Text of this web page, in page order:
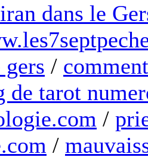
dans le
gers /
de tarot
/
/